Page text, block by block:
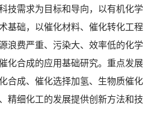
技需求为目标和导向，以有机化学
基础，以催化材料、催化转化工程
浪费严重、污染大、效率低的化学
化合成的应用基础研究。重点发展
合成、催化选择加氢、生物质催化
精细化工的发展提供创新方法和技